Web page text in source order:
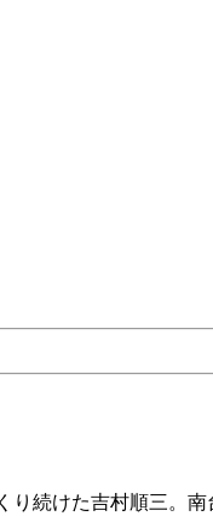
り続けた吉村順三。